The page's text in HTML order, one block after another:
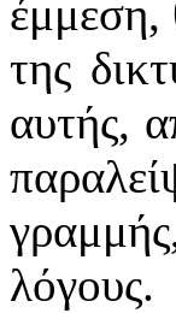
έμμεση,
της
αυτής,
λόγους.